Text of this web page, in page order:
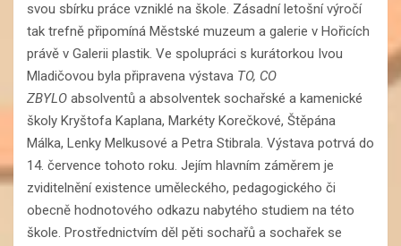
svou sbírku práce vzniklé na škole. Zásadní letošní výročí
tak trefně připomíná Městské muzeum a galerie v Hořicích
právě v Galerii plastik. Ve spolupráci s kurátorkou Ivou
Mladičovou byla připravena výstava TO, CO
ZBYLO absolventů a absolventek sochařské a kamenické
školy Kryštofa Kaplana, Markéty Korečkové, Štěpána
Málka, Lenky Melkusové a Petra Stibrala. Výstava potrvá do
14. července tohoto roku. Jejím hlavním záměrem je
zviditelnění existence uměleckého, pedagogického či
obecně hodnotového odkazu nabytého studiem na této
škole. Prostřednictvím děl pěti sochařů a sochařek se